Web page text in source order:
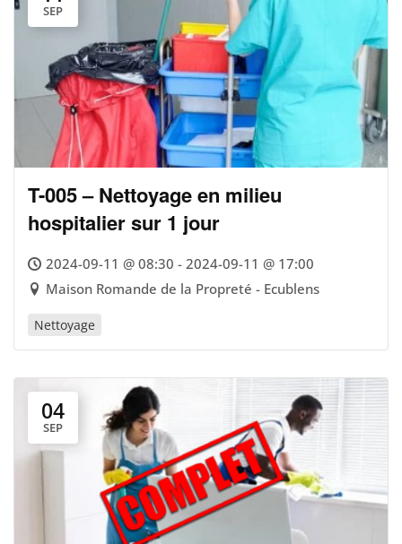
SEP
T-005 – Nettoyage en milieu
hospitalier sur 1 jour
2024-09-11 @ 08:30 - 2024-09-11 @ 17:00
Maison Romande de la Propreté - Ecublens
Nettoyage
04
SEP